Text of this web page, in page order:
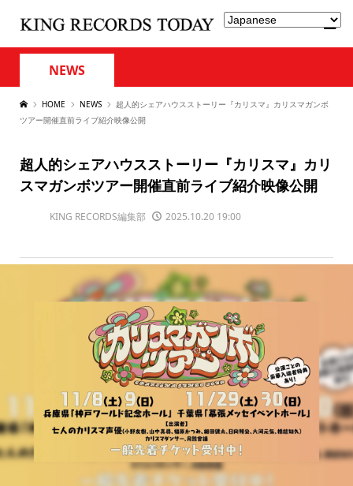
NEWS
HOME NEWS
超人的シェアハウスストーリー『カリスマ』カリスマガンボ
ツアー開催直前ライブ紹介映像公開
超人的シェアハウスストーリー『カリスマ』カリ
スマガンボツアー開催直前ライブ紹介映像公開
KING RECORDS編集部 2025.10.20 19:00